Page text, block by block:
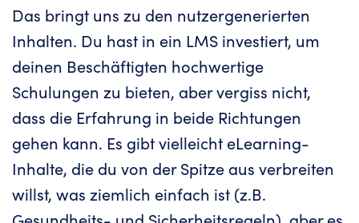
Das bringt uns zu den nutzergenerierten
Inhalten. Du hast in ein LMS investiert, um
deinen Beschäftigten hochwertige
Schulungen zu bieten, aber vergiss nicht,
dass die Erfahrung in beide Richtungen
gehen kann. Es gibt vielleicht eLearning-
Inhalte, die du von der Spitze aus verbreiten
willst, was ziemlich einfach ist (z.B.